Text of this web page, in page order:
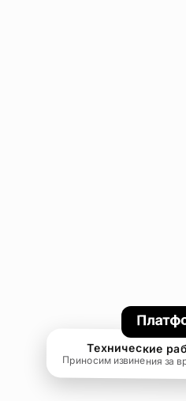
Технические
Приносим извинения за